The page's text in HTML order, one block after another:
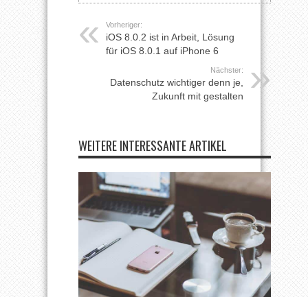
Vorheriger:
iOS 8.0.2 ist in Arbeit, Lösung
für iOS 8.0.1 auf iPhone 6
Nächster:
Datenschutz wichtiger denn je,
Zukunft mit gestalten
WEITERE INTERESSANTE ARTIKEL